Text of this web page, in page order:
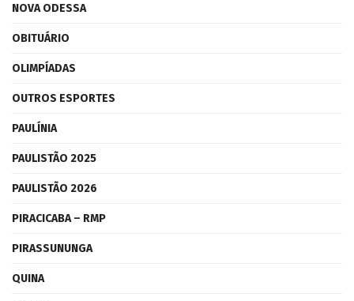
NOVA ODESSA
OBITUÁRIO
OLIMPÍADAS
OUTROS ESPORTES
PAULÍNIA
PAULISTÃO 2025
PAULISTÃO 2026
PIRACICABA – RMP
PIRASSUNUNGA
QUINA